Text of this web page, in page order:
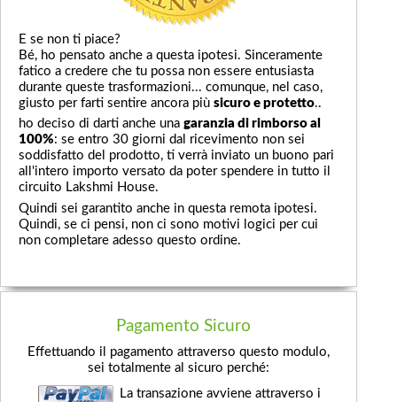
E se non ti piace?
Bé, ho pensato anche a questa ipotesi. Sinceramente
fatico a credere che tu possa non essere entusiasta
durante queste trasformazioni... comunque, nel caso,
giusto per farti sentire ancora più sicuro e protetto..
ho deciso di darti anche una garanzia di rimborso al
100%: se entro 30 giorni dal ricevimento non sei
soddisfatto del prodotto, ti verrà inviato un buono pari
all'intero importo versato da poter spendere in tutto il
circuito Lakshmi House.
Quindi sei garantito anche in questa remota ipotesi.
Quindi, se ci pensi, non ci sono motivi logici per cui
non completare adesso questo ordine.
Pagamento Sicuro
Effettuando il pagamento attraverso questo modulo,
sei totalmente al sicuro perché:
La transazione avviene attraverso i